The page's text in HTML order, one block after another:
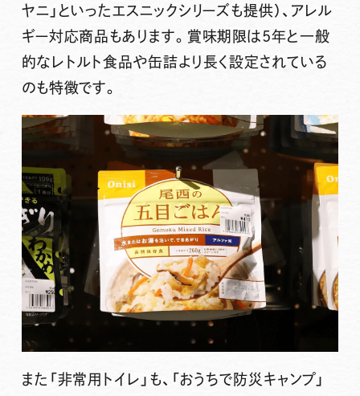
ヤニ」といったエスニックシリーズも提供）、アレル
ギー対応商品もあります。賞味期限は5年と一般
的なレトルト食品や缶詰より長く設定されている
のも特徴です。
また「非常用トイレ」も、「おうちで防災キャンプ」